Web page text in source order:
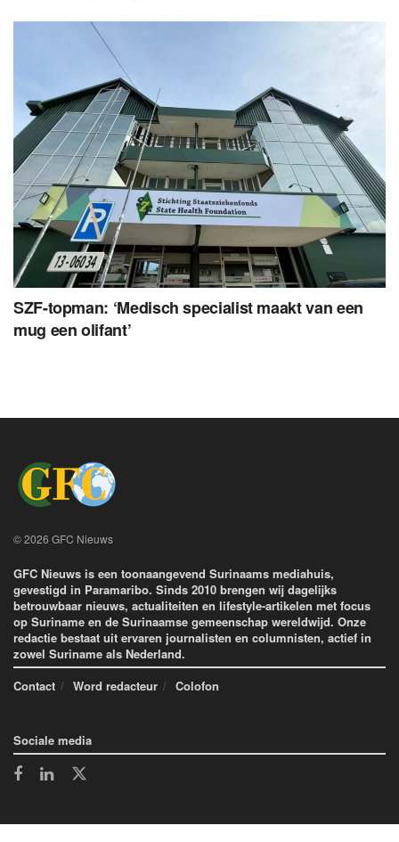
SZF-topman: ‘Medisch specialist maakt van een
mug een olifant’
© 2026 GFC Nieuws
GFC Nieuws is een toonaangevend Surinaams mediahuis,
gevestigd in Paramaribo. Sinds 2010 brengen wij dagelijks
betrouwbaar nieuws, actualiteiten en lifestyle-artikelen met focus
op Suriname en de Surinaamse gemeenschap wereldwijd. Onze
redactie bestaat uit ervaren journalisten en columnisten, actief in
zowel Suriname als Nederland.
Contact
Word redacteur Colofon
Sociale media